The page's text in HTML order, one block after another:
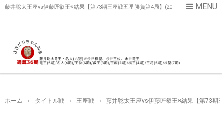
藤井聡太王座vs伊藤匠叡王※結果【第73期王座戦五番勝負第4局】(20
ホーム › タイトル戦 › 王座戦 › 藤井聡太王座vs伊藤匠叡王※結果【第73